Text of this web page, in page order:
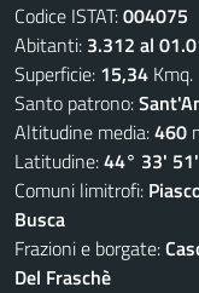
Codice ISTAT:004075
Abitanti: 3.312 al
Superficie: 15,34
Santo patrono:
Altitudine media:460
Latitudine:44° 33'
Comuni limitrofi:
Busca
Frazioni e borgate:
Del Fraschè